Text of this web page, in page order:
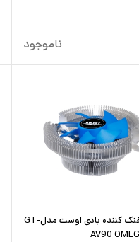
ناموجود
سیستم خنک کننده بادی اوست مدلGT-
AV90